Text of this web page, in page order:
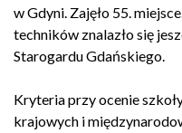
w Gdyni. Zajęło 55.
techników znalazło się
Starogardu Gdańskiego.
Kryteria przy ocenie
krajowych i